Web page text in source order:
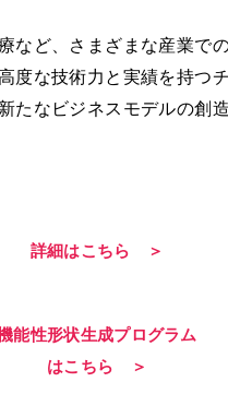
など、さまざまな産業で
度な技術力と実績を持つ
たなビジネスモデルの創
詳細はこちら ＞
能性形状生成プログラム
はこちら ＞